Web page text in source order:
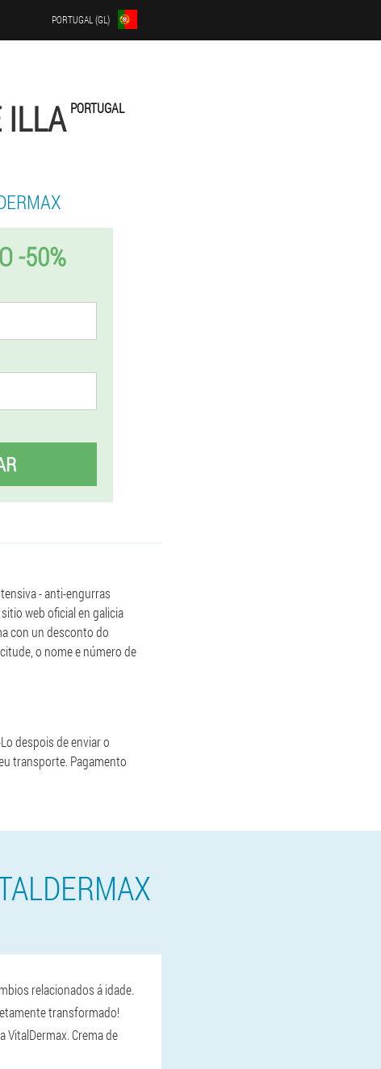
PORTUGAL (GL)
ILLA PORTUGAL
-50%
- anti-engurras
web oficial en galicia
con un desconto do
o nome e número de
despois de enviar o
transporte. Pagamento
relacionados á idade.
transformado!
Crema de